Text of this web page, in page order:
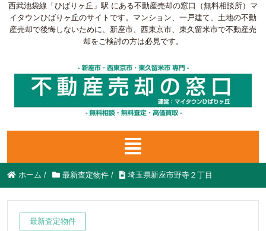
西武池袋線「ひばりヶ丘」駅 にある不動産売却の窓口（無料相談所）マ
イタウンひばりヶ丘のサイトです。マンション、一戸建て、土地の不動
産売却で後悔しないために、新座市、西東京市、東久留米市で不動産売
却をご検討の方は必見です。
ホーム / 最新査定物件 / 埼玉県新座市野寺２丁目
最新査定物件